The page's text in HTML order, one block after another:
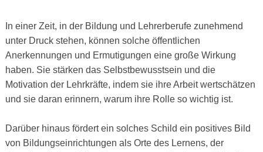
In einer Zeit, in der Bildung und Lehrerberufe zunehmend
unter Druck stehen, können solche öffentlichen
Anerkennungen und Ermutigungen eine große Wirkung
haben. Sie stärken das Selbstbewusstsein und die
Motivation der Lehrkräfte, indem sie ihre Arbeit wertschätzen
und sie daran erinnern, warum ihre Rolle so wichtig ist.
Darüber hinaus fördert ein solches Schild ein positives Bild
von Bildungseinrichtungen als Orte des Lernens, der